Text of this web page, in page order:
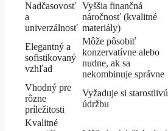
Nadčasovosť
a
univerzálnosť
Vyššia finančná
náročnosť (kvalitné
materiály)
Elegantný a
sofistikovaný
vzhľad
Môže pôsobiť
konzervatívne alebo
nudne, ak sa
nekombinuje správne
Vhodný pre
rôzne
príležitosti
Vyžaduje si starostlivú
údržbu
Kvalitné